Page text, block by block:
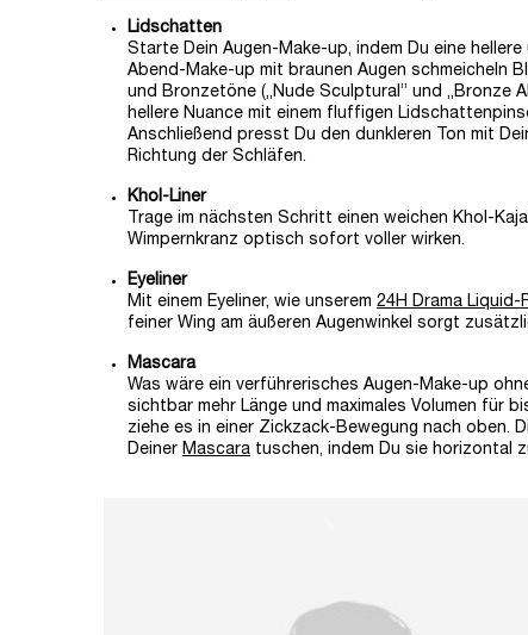
Lidschatten
Starte Dein Augen-Make-up, indem Du eine
Abend-Make-up mit braunen Augen schmeicheln
und Bronzetöne („Nude Sculptural” und „Bronze
hellere Nuance mit einem fluffigen
Anschließend presst Du den dunkleren Ton mit
Richtung der Schläfen.
Khol-Liner
Trage im nächsten Schritt einen weichen Khol-
Wimpernkranz optisch sofort voller wirken.
Eyeliner
Mit einem Eyeliner, wie unserem 24H Drama Liquid-
feiner Wing am äußeren Augenwinkel sorgt
Mascara
Was wäre ein verführerisches Augen-Make-up
sichtbar mehr Länge und maximales Volumen für
ziehe es in einer Zickzack-Bewegung nach oben.
Deiner Mascara tuschen, indem Du sie horizontal